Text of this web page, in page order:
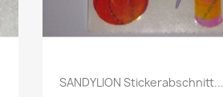
SANDYLION Stickerabschnitt...